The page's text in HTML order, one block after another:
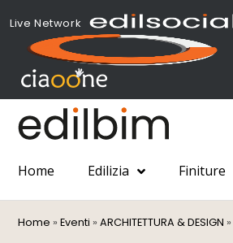
Live Network
Home Edilizia Finiture
Home » Eventi » ARCHITETTURA & DESIGN »